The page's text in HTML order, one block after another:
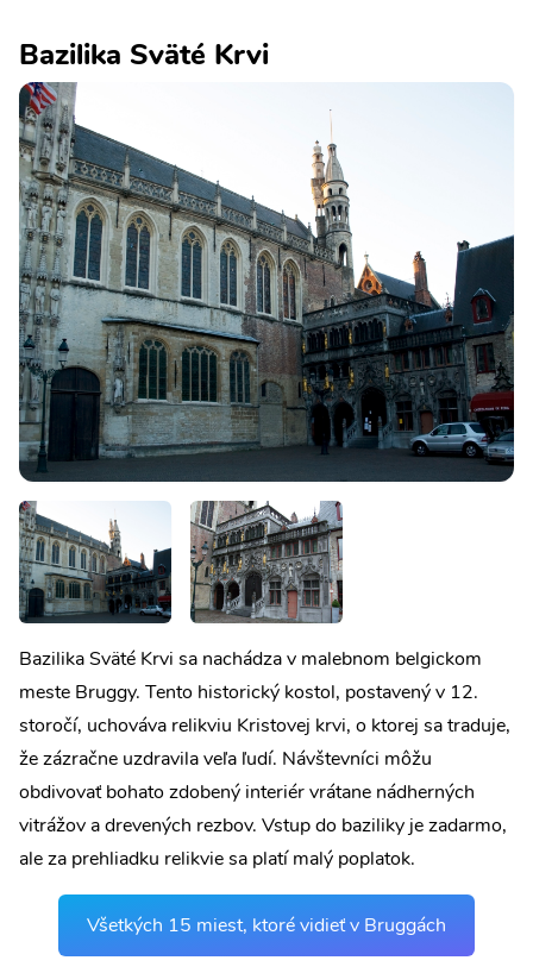
Bazilika Sväté Krvi
Bazilika Sväté Krvi sa nachádza v malebnom belgickom
meste Bruggy. Tento historický kostol, postavený v 12.
storočí, uchováva relikviu Kristovej krvi, o ktorej sa traduje,
že zázračne uzdravila veľa ľudí. Návštevníci môžu
obdivovať bohato zdobený interiér vrátane nádherných
vitrážov a drevených rezbov. Vstup do baziliky je zadarmo,
ale za prehliadku relikvie sa platí malý poplatok.
Všetkých 15 miest, ktoré vidieť v Bruggách